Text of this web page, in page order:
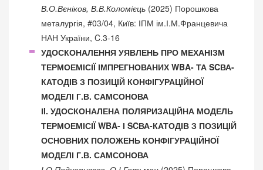
В.О.Вєніков, В.В.Коломієць (2025) Порошкова
металургія, #03/04, Київ: ІПМ ім.І.М.Францевича
НАН України, C.3-16
УДОСКОНАЛЕННЯ УЯВЛЕНЬ ПРО МЕХАНІЗМ
ТЕРМОЕМІСІЇ ІМПРЕГНОВАНИХ WBA- ТА SCВА-
КАТОДІВ З ПОЗИЦІЙ КОНФІГУРАЦІЙНОЇ
МОДЕЛІ Г.В. САМСОНОВА
ІI. УДОСКОНАЛЕНА ПОЛЯРИЗАЦІЙНА МОДЕЛЬ
ТЕРМОЕМІСІЇ WBA- І SCВА-КАТОДІВ З ПОЗИЦІЙ
ОСНОВНИХ ПОЛОЖЕНЬ КОНФІГУРАЦІЙНОЇ
МОДЕЛІ Г.В. САМСОНОВА